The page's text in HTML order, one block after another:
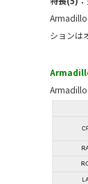
ションは